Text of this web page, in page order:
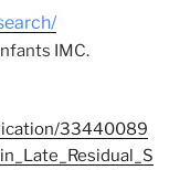
IMC.
33440089